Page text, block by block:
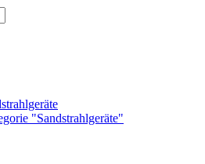
"Sandstrahlgeräte"